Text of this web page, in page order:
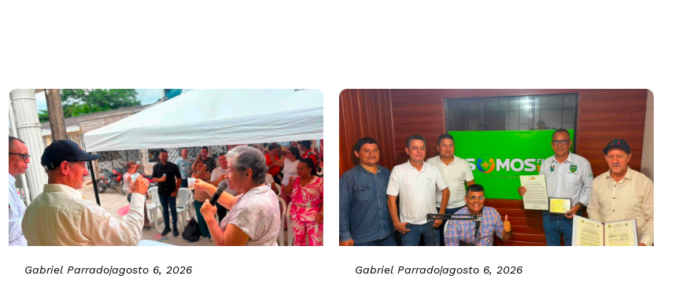
Gabriel Parrado|agosto 6, 2026 Gabriel Parrado|agosto 6, 2026